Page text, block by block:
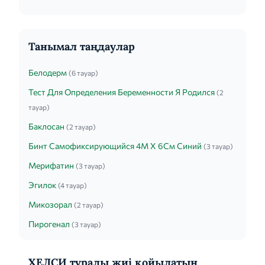
Танымал таңдаулар
Белодерм (6 тауар)
Тест Для Определения Беременности Я Родился (2
тауар)
Баклосан (2 тауар)
Бинт Самофиксирующийся 4М Х 6См Синий (3 тауар)
Мерифатин (3 тауар)
Эгилок (4 тауар)
Микозорал (2 тауар)
Пирогенал (3 тауар)